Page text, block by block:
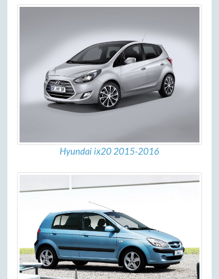
Hyundai ix20 2015-2016